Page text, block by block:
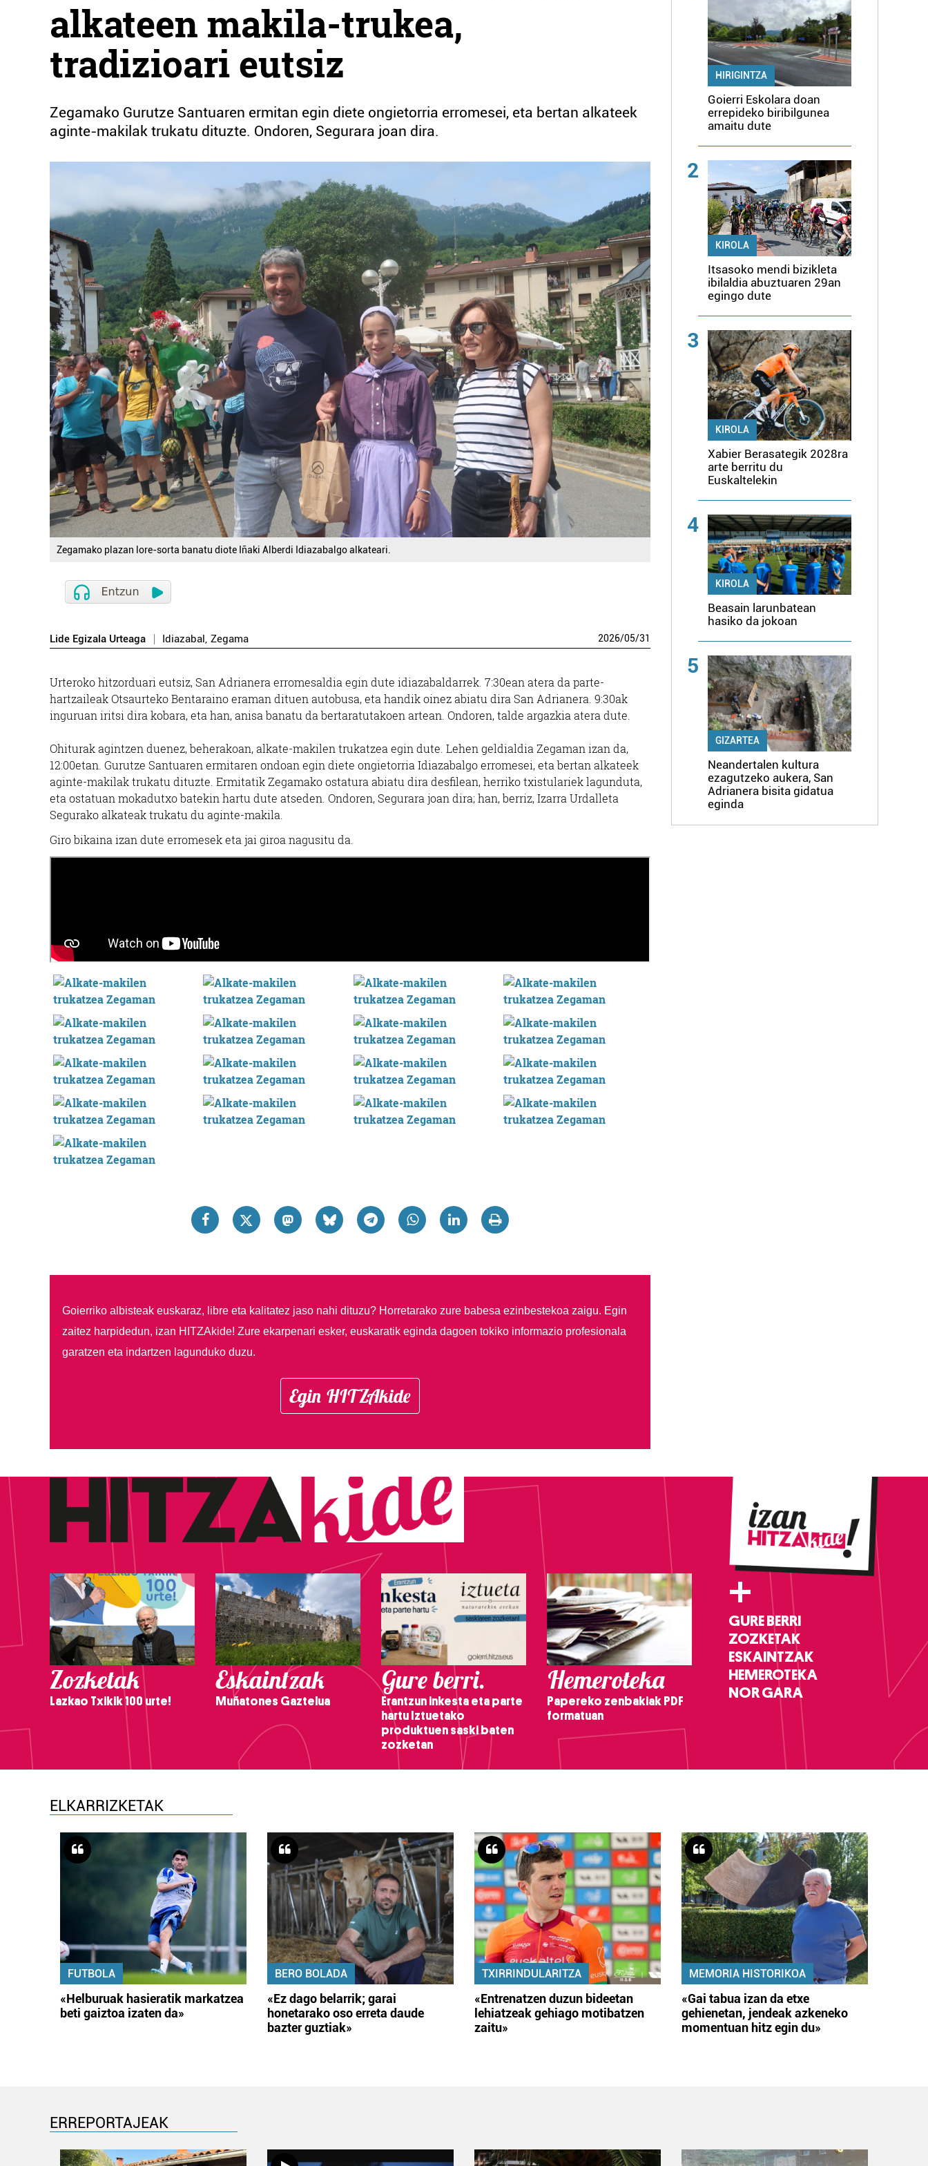
alkateen makila-trukea,
tradizioari eutsiz
Zegamako Gurutze Santuaren ermitan egin diete ongietorria erromesei, eta bertan alkateek
aginte-makilak trukatu dituzte. Ondoren, Segurara joan dira.
Zegamako plazan lore-sorta banatu diote Iñaki Alberdi Idiazabalgo alkateari.
Lide Egizala Urteaga Idiazabal, Zegama 2026/05/31
Urteroko hitzorduari eutsiz, San Adrianera erromesaldia egin dute idiazabaldarrek. 7:30ean atera da parte-
hartzaileak Otsaurteko Bentaraino eraman dituen autobusa, eta handik oinez abiatu dira San Adrianera. 9:30ak
inguruan iritsi dira kobara, eta han, anisa banatu da bertaratutakoen artean. Ondoren, talde argazkia atera dute.
Ohiturak agintzen duenez, beherakoan, alkate-makilen trukatzea egin dute. Lehen geldialdia Zegaman izan da,
12:00etan. Gurutze Santuaren ermitaren ondoan egin diete ongietorria Idiazabalgo erromesei, eta bertan alkateek
aginte-makilak trukatu dituzte. Ermitatik Zegamako ostatura abiatu dira desfilean, herriko txistulariek lagunduta,
eta ostatuan mokadutxo batekin hartu dute atseden. Ondoren, Segurara joan dira; han, berriz, Izarra Urdalleta
Segurako alkateak trukatu du aginte-makila.
Giro bikaina izan dute erromesek eta jai giroa nagusitu da.
Goierriko albisteak euskaraz, libre eta kalitatez jaso nahi dituzu? Horretarako zure babesa ezinbestekoa zaigu. Egin
zaitez harpidedun, izan HITZAkide! Zure ekarpenari esker, euskaratik eginda dagoen tokiko informazio profesionala
garatzen eta indartzen lagunduko duzu.
Egin HITZAkide
HIRIGINTZA
Goierri Eskolara doan
errepideko biribilgunea
amaitu dute
2
KIROLA
Itsasoko mendi bizikleta
ibilaldia abuztuaren 29an
egingo dute
3
KIROLA
Xabier Berasategik 2028ra
arte berritu du
Euskaltelekin
4
KIROLA
Beasain larunbatean
hasiko da jokoan
5
GIZARTEA
Neandertalen kultura
ezagutzeko aukera, San
Adrianera bisita gidatua
eginda
Zozketak
Lazkao Txikik 100 urte!
Eskaintzak
Muñatones Gaztelua
Gure berri.
Erantzun inkesta eta parte
hartu Iztuetako
produktuen saski baten
zozketan
Hemeroteka
Papereko zenbakiak PDF
formatuan
+
GURE BERRI
ZOZKETAK
ESKAINTZAK
HEMEROTEKA
NOR GARA
ELKARRIZKETAK
FUTBOLA
«Helburuak hasieratik markatzea
beti gaiztoa izaten da»
BERO BOLADA
«Ez dago belarrik; garai
honetarako oso erreta daude
bazter guztiak»
TXIRRINDULARITZA
«Entrenatzen duzun bideetan
lehiatzeak gehiago motibatzen
zaitu»
MEMORIA HISTORIKOA
«Gai tabua izan da etxe
gehienetan, jendeak azkeneko
momentuan hitz egin du»
ERREPORTAJEAK